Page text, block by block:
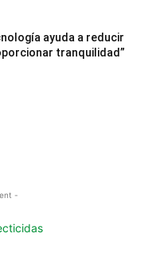
ayuda a reducir
tranquilidad”
-